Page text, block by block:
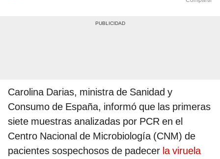
Carolina Darias, ministra de Sanidad y
Consumo de España, informó que las primeras
siete muestras analizadas por PCR en el
Centro Nacional de Microbiología (CNM) de
pacientes sospechosos de padecer la viruela